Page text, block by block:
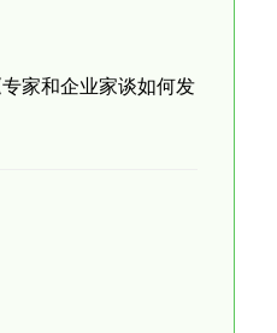
家和企业家谈如何发